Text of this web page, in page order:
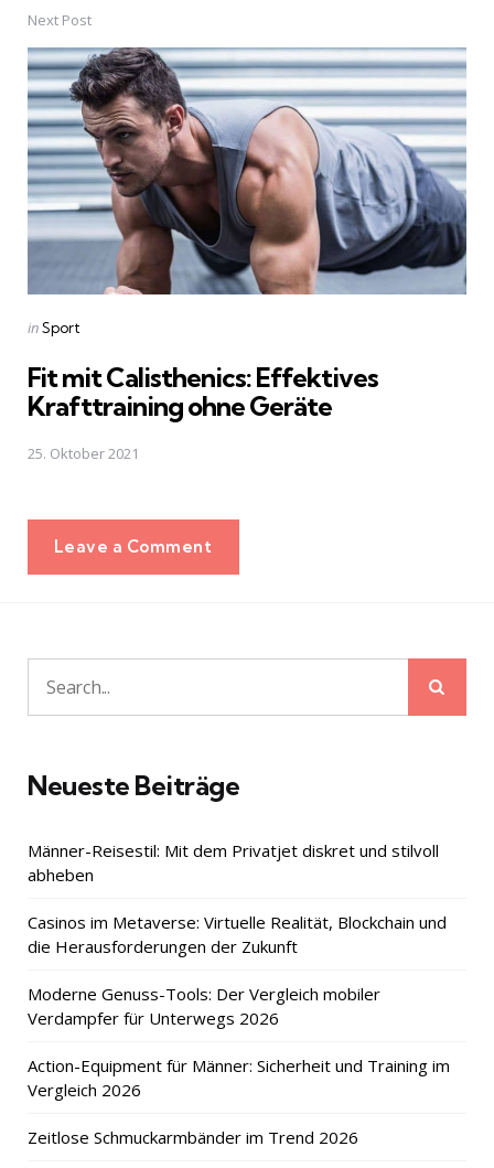
Next Post
Posted
inSport
Fit mit Calisthenics: Effektives
Krafttraining ohne Geräte
25. Oktober 2021
Leave a Comment
Search
for:
Neueste Beiträge
Männer-Reisestil: Mit dem Privatjet diskret und stilvoll
abheben
Casinos im Metaverse: Virtuelle Realität, Blockchain und
die Herausforderungen der Zukunft
Moderne Genuss-Tools: Der Vergleich mobiler
Verdampfer für Unterwegs 2026
Action-Equipment für Männer: Sicherheit und Training im
Vergleich 2026
Zeitlose Schmuckarmbänder im Trend 2026